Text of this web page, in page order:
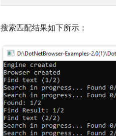
搜索匹配结果如下所示：